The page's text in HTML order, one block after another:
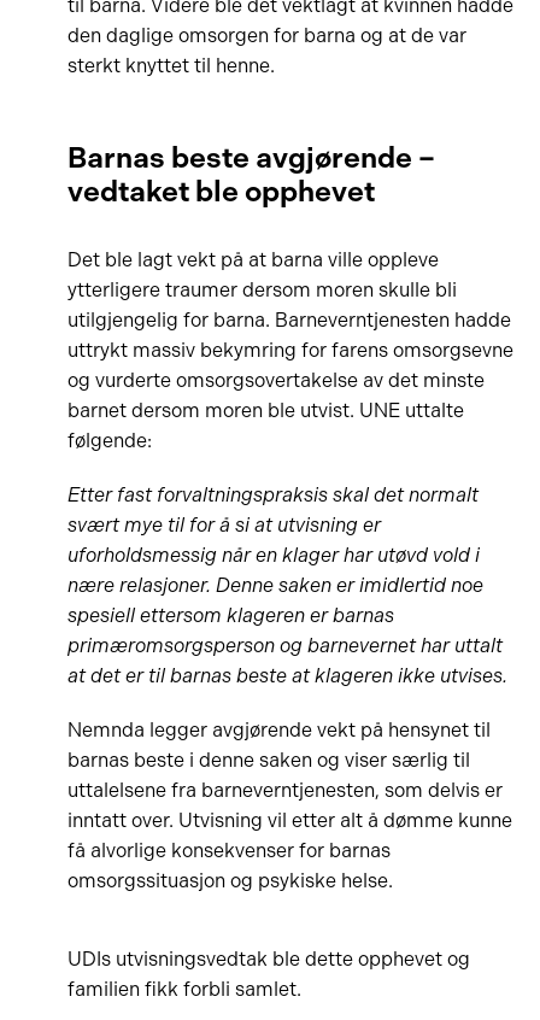
til barna. Videre ble det vektlagt at kvinnen hadde
den daglige omsorgen for barna og at de var
sterkt knyttet til henne.
Barnas beste avgjørende –
vedtaket ble opphevet
Det ble lagt vekt på at barna ville oppleve
ytterligere traumer dersom moren skulle bli
utilgjengelig for barna. Barneverntjenesten hadde
uttrykt massiv bekymring for farens omsorgsevne
og vurderte omsorgsovertakelse av det minste
barnet dersom moren ble utvist. UNE uttalte
følgende:
Etter fast forvaltningspraksis skal det normalt
svært mye til for å si at utvisning er
uforholdsmessig når en klager har utøvd vold i
nære relasjoner. Denne saken er imidlertid noe
spesiell ettersom klageren er barnas
primæromsorgsperson og barnevernet har uttalt
at det er til barnas beste at klageren ikke utvises.
Nemnda legger avgjørende vekt på hensynet til
barnas beste i denne saken og viser særlig til
uttalelsene fra barneverntjenesten, som delvis er
inntatt over. Utvisning vil etter alt å dømme kunne
få alvorlige konsekvenser for barnas
omsorgssituasjon og psykiske helse.
UDIs utvisningsvedtak ble dette opphevet og
familien fikk forbli samlet.